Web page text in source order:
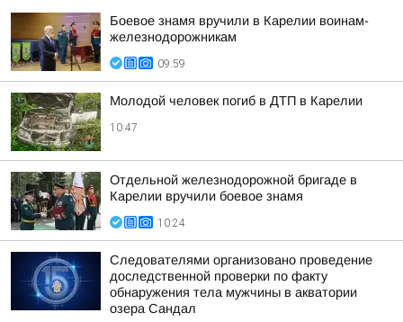
Боевое знамя вручили в Карелии воинам-
железнодорожникам
09:59
Молодой человек погиб в ДТП в Карелии
10:47
Отдельной железнодорожной бригаде в
Карелии вручили боевое знамя
10:24
Следователями организовано проведение
доследственной проверки по факту
обнаружения тела мужчины в акватории
озера Сандал